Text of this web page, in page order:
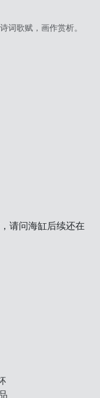
词歌赋，画作赏析。
请问海缸后续还在